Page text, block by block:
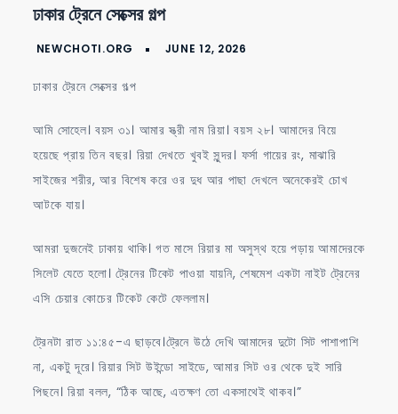
ট্রেনে
সেক্সের
ঢাকার ট্রেনে সেক্সের গল্প
ঢাকার ট্রেনে সেক্সের গল্প
আমি সোহেল। বয়স ৩১। আমার স্ত্রী নাম রিয়া। বয়স ২৮। আমাদের বিয়ে
হয়েছে প্রায় তিন বছর। রিয়া দেখতে খুবই সুন্দর। ফর্সা গায়ের রং, মাঝারি
সাইজের শরীর, আর বিশেষ করে ওর দুধ আর পাছা দেখলে অনেকেরই চোখ
আটকে যায়।
আমরা দুজনেই ঢাকায় থাকি। গত মাসে রিয়ার মা অসুস্থ হয়ে পড়ায় আমাদেরকে
সিলেট যেতে হলো। ট্রেনের টিকেট পাওয়া যায়নি, শেষমেশ একটা নাইট ট্রেনের
এসি চেয়ার কোচের টিকেট কেটে ফেললাম।
ট্রেনটা রাত ১১:৪৫-এ ছাড়বে।ট্রেনে উঠে দেখি আমাদের দুটো সিট পাশাপাশি
না, একটু দূরে। রিয়ার সিট উইন্ডো সাইডে, আমার সিট ওর থেকে দুই সারি
পিছনে। রিয়া বলল, “ঠিক আছে, এতক্ষণ তো একসাথেই থাকব।”